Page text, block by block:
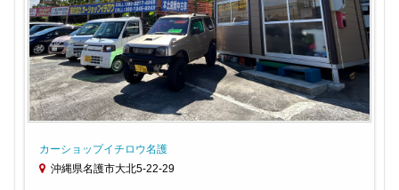
カーショップイチロウ名護
沖縄県名護市大北5-22-29